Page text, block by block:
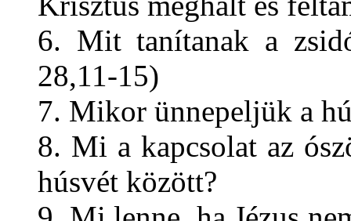
6. Mit tanítanak a
28,11-15)
7. Mikor ünnepeljük a
8. Mi a kapcsolat az
húsvét között?